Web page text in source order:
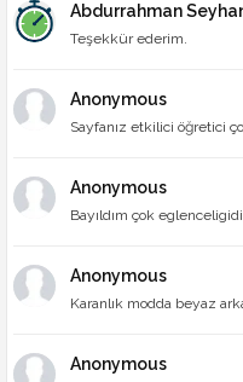
Abdurrahman
Teşekkür ederim.
Anonymous
Sayfanız etkilici öğretici
Anonymous
Bayıldım çok
Anonymous
Karanlık modda beyaz
Anonymous